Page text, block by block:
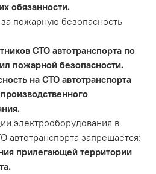
обязанности.
пожарную безопасность
СТО автотранспорта по
пожарной безопасности.
на СТО автотранспорта
электрооборудования в
автотранспорта запрещается:
прилегающей территории